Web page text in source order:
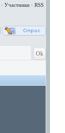
· Участники · RSS